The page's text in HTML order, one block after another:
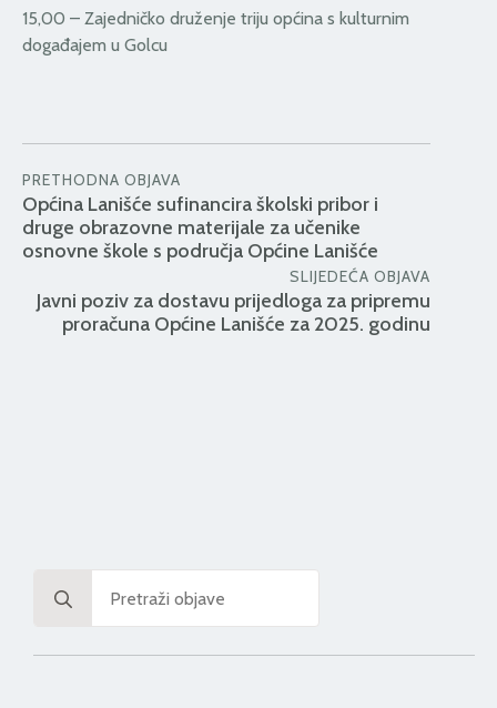
15,00 – Zajedničko druženje triju općina s kulturnim
događajem u Golcu
PRETHODNA OBJAVA
Općina Lanišće sufinancira školski pribor i
druge obrazovne materijale za učenike
osnovne škole s područja Općine Lanišće
SLIJEDEĆA OBJAVA
Javni poziv za dostavu prijedloga za pripremu
proračuna Općine Lanišće za 2025. godinu
for: